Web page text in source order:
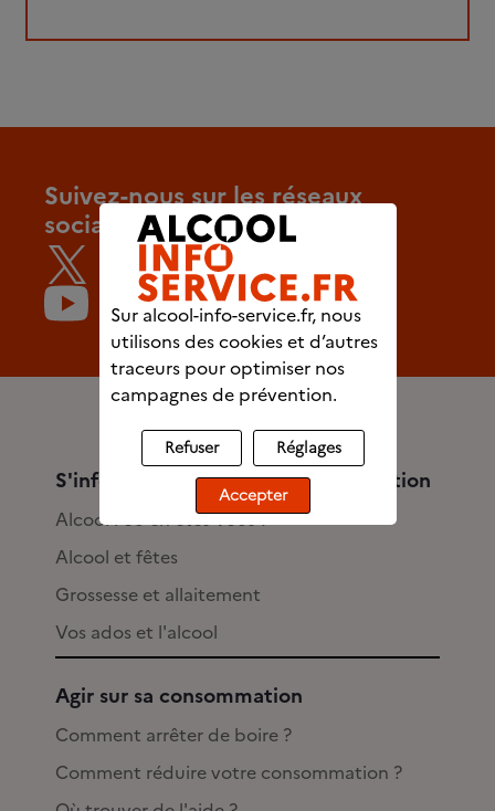
Suivez-nous sur les réseaux
sociaux
x.com/Alcoolinfo
youtube.com/Alcoolinfo
S'informer et évaluer sa consommation
Alcool : où en êtes-vous ?
Alcool et fêtes
Grossesse et allaitement
Vos ados et l'alcool
Agir sur sa consommation
Comment arrêter de boire ?
Comment réduire votre consommation ?
Sur alcool-info-service.fr, nous
utilisons des cookies et d’autres
traceurs pour optimiser nos
campagnes de prévention.
Refuser Réglages
Accepter